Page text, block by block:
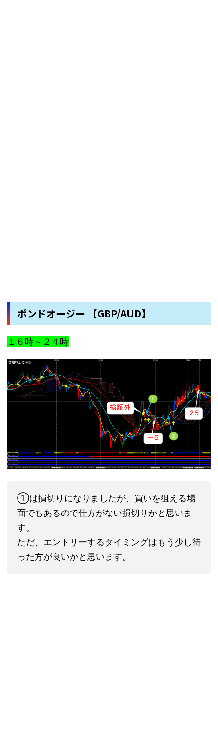
ポンドオージー 【GBP/AUD】
１６時～２４時
①は損切りになりましたが、買いを狙える場
面でもあるので仕方がない損切りかと思いま
す。
ただ、エントリーするタイミングはもう少し待
った方が良いかと思います。